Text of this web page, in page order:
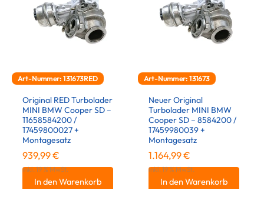
Art-Nummer: 131673RED
Original RED Turbolader
MINI BMW Cooper SD –
11658584200 /
17459800027 +
Montagesatz
939,99€
inkl. 19 % MwSt.
In den Warenkorb
Art-Nummer: 131673
Neuer Original
Turbolader MINI BMW
Cooper SD – 8584200 /
17459980039 +
Montagesatz
1.164,99€
inkl. 19 % MwSt.
In den Warenkorb